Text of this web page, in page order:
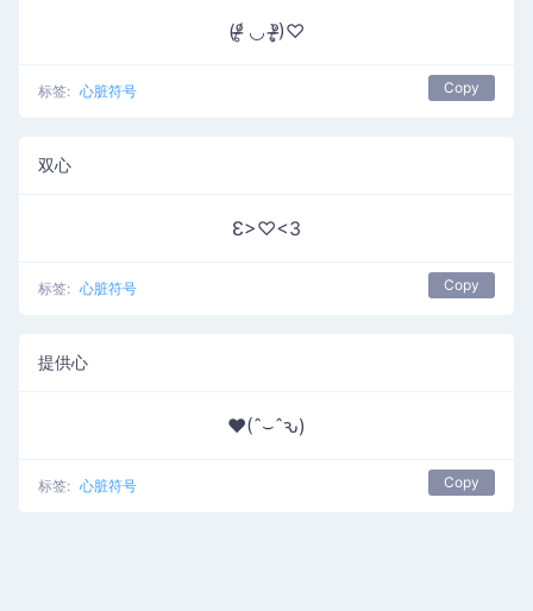
(ᵒ̴̶̷̥́ ◡ ᵒ̴̶̷̣̥̀)♡
标签: 心脏符号 Copy
双心
Ɛ>♡<3
标签: 心脏符号 Copy
提供心
♥(ˆ⌣ˆԅ)
标签: 心脏符号 Copy